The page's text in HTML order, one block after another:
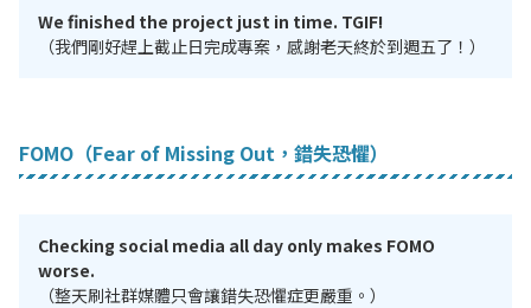
We finished the project just in time. TGIF!
（我們剛好趕上截止日完成專案，感謝老天終於到週五了！）
FOMO（Fear of Missing Out，錯失恐懼）
Checking social media all day only makes FOMO
worse.
（整天刷社群媒體只會讓錯失恐懼症更嚴重。）